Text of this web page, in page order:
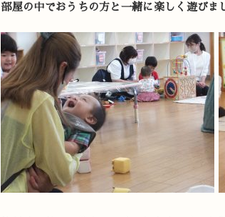
部屋の中でおうちの方と一緒に楽しく遊びま